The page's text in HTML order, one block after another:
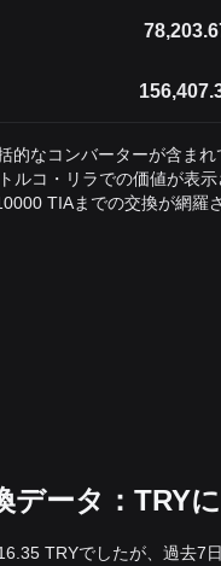
的なコンバーターが含ま
ルコ・リラでの価値が表
TIAまでの交換が網羅
データ：TRY
TRYでしたが、過去7